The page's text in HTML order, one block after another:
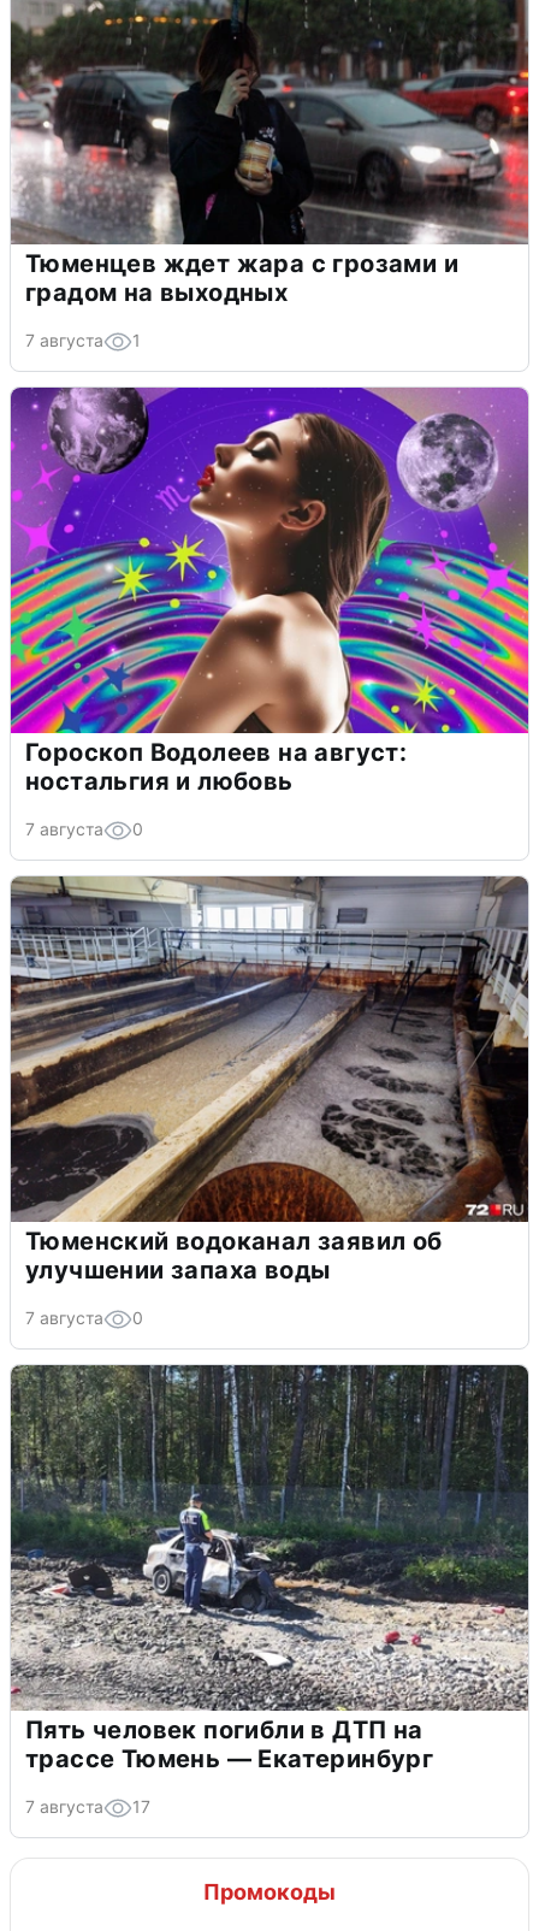
Тюменцев ждет жара с грозами и
градом на выходных
7 августа 1
Гороскоп Водолеев на август:
ностальгия и любовь
7 августа 0
Тюменский водоканал заявил об
улучшении запаха воды
7 августа 0
Пять человек погибли в ДТП на
трассе Тюмень — Екатеринбург
7 августа 17
Промокоды